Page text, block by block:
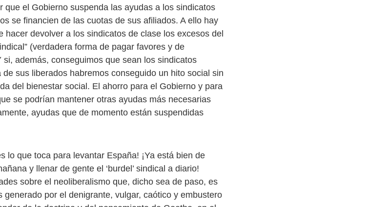
que el Gobierno suspenda las ayudas a los sindicatos
se financien de las cuotas de sus afiliados. A ello hay
hacer devolver a los sindicatos de clase los excesos del
(verdadera forma de pagar favores y de
además, conseguimos que sean los sindicatos
sus liberados habremos conseguido un hito social sin
del bienestar social. El ahorro para el Gobierno y para
se podrían mantener otras ayudas más necesarias
ayudas que de momento están suspendidas
lo que toca para levantar España! ¡Ya está bien de
y llenar de gente el ‘burdel’ sindical a diario!
sobre el neoliberalismo que, dicho sea de paso, es
generado por el denigrante, vulgar, caótico y embustero